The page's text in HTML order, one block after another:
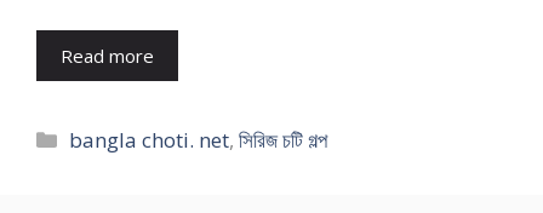
Read more
Categories
bangla choti. net,সিরিজ চটি গল্প